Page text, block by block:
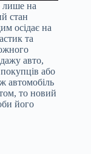
лише на
стан
осідає на
та
авто,
або
автомобіль
то новий
його